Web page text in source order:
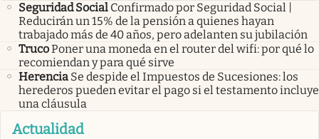
Seguridad Social Confirmado por Seguridad Social |
Reducirán un 15% de la pensión a quienes hayan
trabajado más de 40 años, pero adelanten su jubilación
TrucoPoner una moneda en el router del wifi: por qué lo
recomiendan y para qué sirve
Herencia Se despide el Impuestos de Sucesiones: los
herederos pueden evitar el pago si el testamento incluye
una cláusula
Actualidad